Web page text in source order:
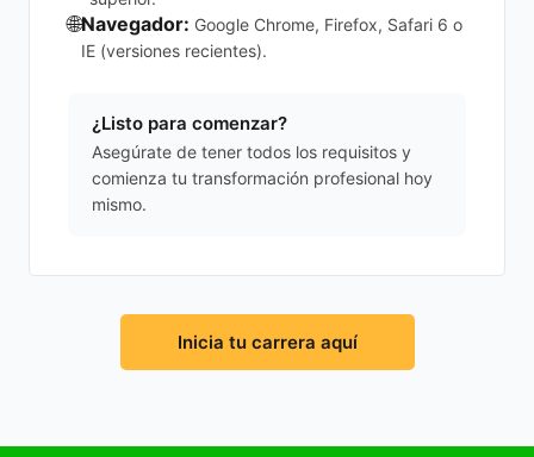
🌐Navegador: Google Chrome, Firefox, Safari 6 o
IE (versiones recientes).
¿Listo para comenzar?
Asegúrate de tener todos los requisitos y
comienza tu transformación profesional hoy
mismo.
Inicia tu carrera aquí